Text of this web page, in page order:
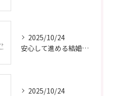
2025/10/24
安心して進める結婚相談所の利用法
2025/10/24